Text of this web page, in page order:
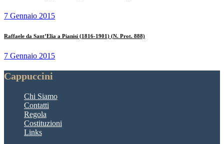
7 Gennaio 2015
Raffaele da Sant’Elia a Pianisi (1816-1901) (N. Prot. 888)
7 Gennaio 2015
Cappuccini
Chi Siamo
Contatti
Regola
Costituzioni
Links